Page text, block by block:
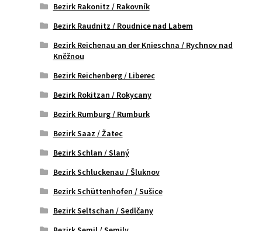
Bezirk Rakonitz / Rakovník
Bezirk Raudnitz / Roudnice nad Labem
Bezirk Reichenau an der Knieschna / Rychnov nad
Kněžnou
Bezirk Reichenberg / Liberec
Bezirk Rokitzan / Rokycany
Bezirk Rumburg / Rumburk
Bezirk Saaz / Žatec
Bezirk Schlan / Slaný
Bezirk Schluckenau / Šluknov
Bezirk Schüttenhofen / Sušice
Bezirk Seltschan / Sedlčany